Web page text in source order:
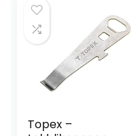
Topex –